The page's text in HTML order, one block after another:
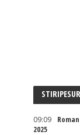
09:09
2025